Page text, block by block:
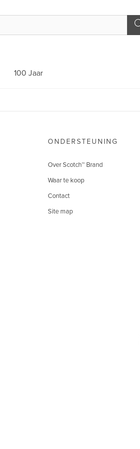
100 Jaar
ONDERSTEUNING
Over Scotch™ Brand
Waar te koop
Contact
Site map